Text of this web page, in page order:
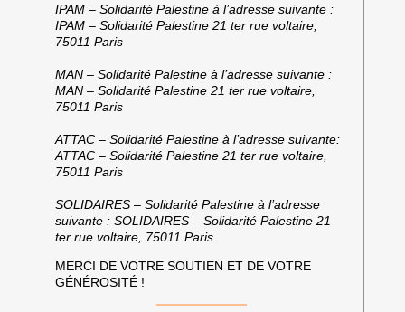
IPAM – Solidarité Palestine à l’adresse suivante :
IPAM – Solidarité Palestine 21 ter rue voltaire,
75011 Paris
MAN – Solidarité Palestine à l’adresse suivante :
MAN – Solidarité Palestine 21 ter rue voltaire,
75011 Paris
ATTAC – Solidarité Palestine à l’adresse suivante:
ATTAC – Solidarité Palestine 21 ter rue voltaire,
75011 Paris
SOLIDAIRES – Solidarité Palestine à l’adresse
suivante : SOLIDAIRES – Solidarité Palestine 21
ter rue voltaire, 75011 Paris
MERCI DE VOTRE SOUTIEN ET DE VOTRE
GÉNÉROSITÉ !